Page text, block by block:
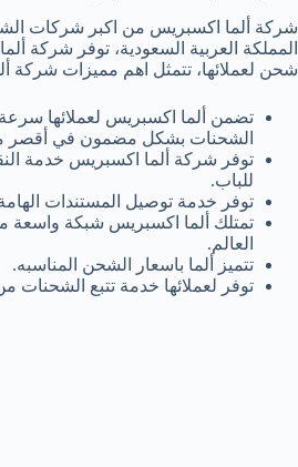
شركة ألما اكسبريس من اكبر شركات
المملكة العربية السعودية، توفر شركة
شحن لعملائها، تتمثل اهم مميزات شركة
تضمن ألما اكسبريس لعملائها سرعة
الشحنات بشكل مضمون في أقصر
توفر شركة ألما اكسبريس خدمة
للباب.
توفر خدمة توصيل المستندات
تمتلك ألما اكسبريس شبكة
العالم.
تتميز ألما باسعار الشحن المناسبه.
توفر لعملائها خدمة تتبع الشحنات